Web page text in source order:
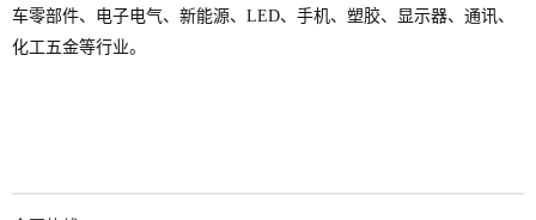
车零部件、电子电气、新能源、LED、手机、塑胶、显示器、通讯、
化工五金等行业。